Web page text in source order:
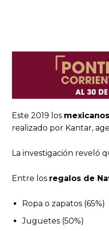
Este 2019 los
realizado por Kantar,
La investigación reveló
Entre los regalos de
Ropa o zapatos (65%)
Juguetes (50%)